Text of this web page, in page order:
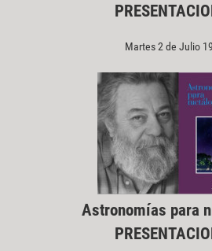
Martes 2 de Julio
Astronomías para